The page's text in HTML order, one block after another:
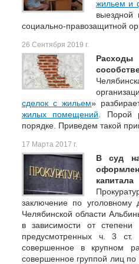
жильем и
выездной
социально-правозащитной
26 Сентября 2019 г.
Расходы
сделок с жильем»
жилых помещений . Порой
порядке. Приведем такой
17 Марта 2017 г.
В суд
капитала
заключение по уголовному
Челябинской области
в зависимости от
предусмотренных ч. 3
совершенное в крупном
совершенное группой лиц